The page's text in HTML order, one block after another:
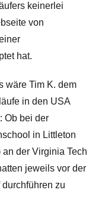
keinerlei
von
hat.
wäre Tim K. dem
in den USA
Ob bei der
in Littleton
der Virginia Tech
jeweils vor der
zu